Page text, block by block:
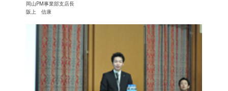
岡山PM事業部支店長
阪上 信康